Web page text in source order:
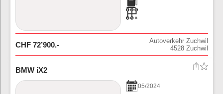
CHF 72’900.-
Autoverkehr Zuchwil
4528 Zuchwil
BMW iX2
05/2024